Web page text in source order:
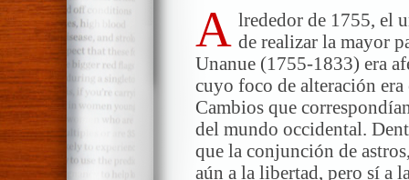
A lrededor de 1755, el
de realizar la mayor
Unanue (1755-1833) era
cuyo foco de alteración
Cambios que
del mundo occidental.
que la conjunción de
aún a la libertad, pero sí a